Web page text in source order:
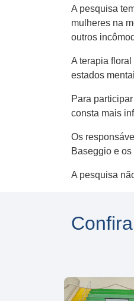
A pesquisa
mulheres na
outros
A terapia
estados
Para
consta mais
Os
Baseggio e
A pesquisa